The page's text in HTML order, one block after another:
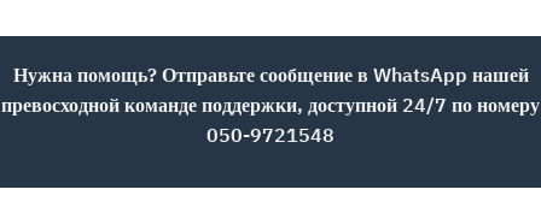
Нужна помощь? Отправьте сообщение в WhatsApp нашей
превосходной команде поддержки, доступной 24/7 по номеру
050-9721548